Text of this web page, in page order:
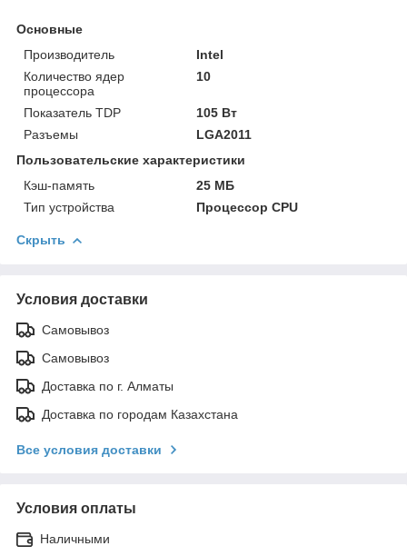
Основные
Производитель
Intel
Количество ядер
процессора
10
Показатель TDP
105 Вт
Разъемы
LGA2011
Пользовательские характеристики
Кэш-память
25 МБ
Тип устройства
Процессор CPU
Скрыть
Условия доставки
Самовывоз
Самовывоз
Доставка по г. Алматы
Доставка по городам Казахстана
Все условия доставки
Условия оплаты
Наличными